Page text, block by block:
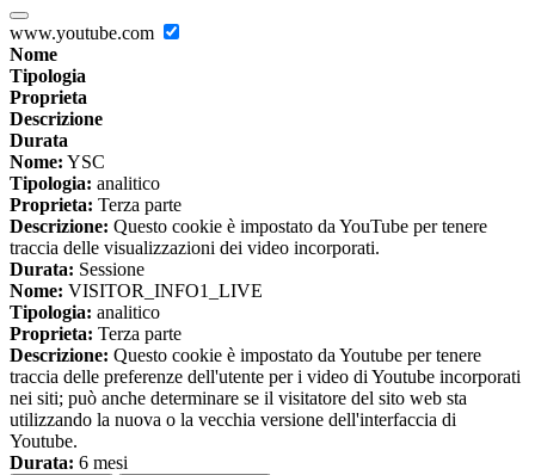
www.youtube.com
Nome
Tipologia
Proprieta
Descrizione
Durata
Nome: YSC
Tipologia: analitico
Proprieta: Terza parte
Descrizione: Questo cookie è impostato da YouTube per tenere
traccia delle visualizzazioni dei video incorporati.
Durata: Sessione
Nome: VISITOR_INFO1_LIVE
Tipologia: analitico
Proprieta: Terza parte
Descrizione: Questo cookie è impostato da Youtube per tenere
traccia delle preferenze dell'utente per i video di Youtube incorporati
nei siti; può anche determinare se il visitatore del sito web sta
utilizzando la nuova o la vecchia versione dell'interfaccia di
Youtube.
Durata: 6 mesi